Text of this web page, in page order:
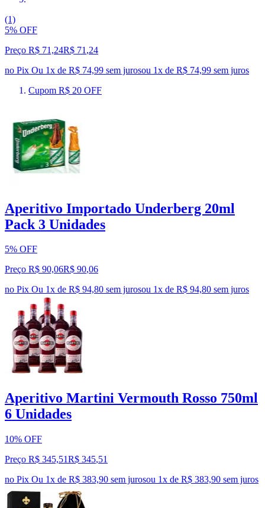
(1)
5% OFF
Preço R$ 71,24R$ 71 ,24
no Pix Ou 1x de R$ 74,99 sem jurosou 1x de R$ 74,99 sem juros
Cupom R$ 20 OFF
Aperitivo Importado Underberg 20ml
Pack 3 Unidades
5% OFF
Preço R$ 90,06R$ 90,06
no Pix Ou 1x de R$ 94,80 sem jurosou 1x de R$ 94,80 sem juros
Aperitivo Martini Vermouth Rosso 750ml
6 Unidades
10% OFF
Preço R$ 345,51R$ 345,51
no Pix Ou 1x de R$ 383,90 sem jurosou 1x de R$ 383,90 sem juros